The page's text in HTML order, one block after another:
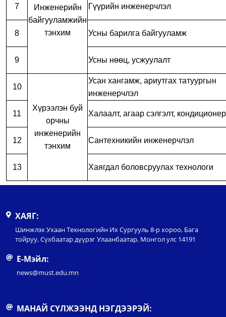
Инженерийн
байгууламжийн
тэнхим
7 Гүүрийн инженерчлэл
8 Усны барилга байгууламж
9 Усны нөөц, усжуулалт
10
Хүрээлэн буй
орчны
инженерийн
тэнхим
Усан хангамж, ариутгах татуургын
инженерчлэл
11 Халаалт, агаар сэлгэлт, кондиционер
12 Сантехникийн инженерчлэл
13 Хаягдал боловсруулах технологи
ХАЯГ:
Шинжлэх Ухаан Технологийн Их Сургууль 8-р хороо, Бага
тойруу, Сүхбаатар дүүрэг Улаанбаатар, Монгол улс 14191
Е-Мэйл:
news@must.edu.mn
МАНАЙ СҮЛЖЭЭНД НЭГДЭЭРЭЙ: